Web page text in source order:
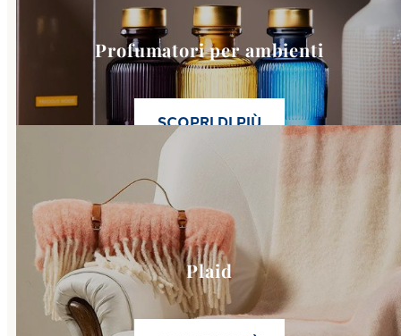
Profumatori per ambienti
SCOPRI DI PIÙ
Plaidcategory page
Plaid